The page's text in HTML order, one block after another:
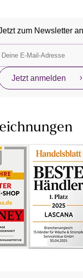
zum Newsletter
Jetzt anmelden